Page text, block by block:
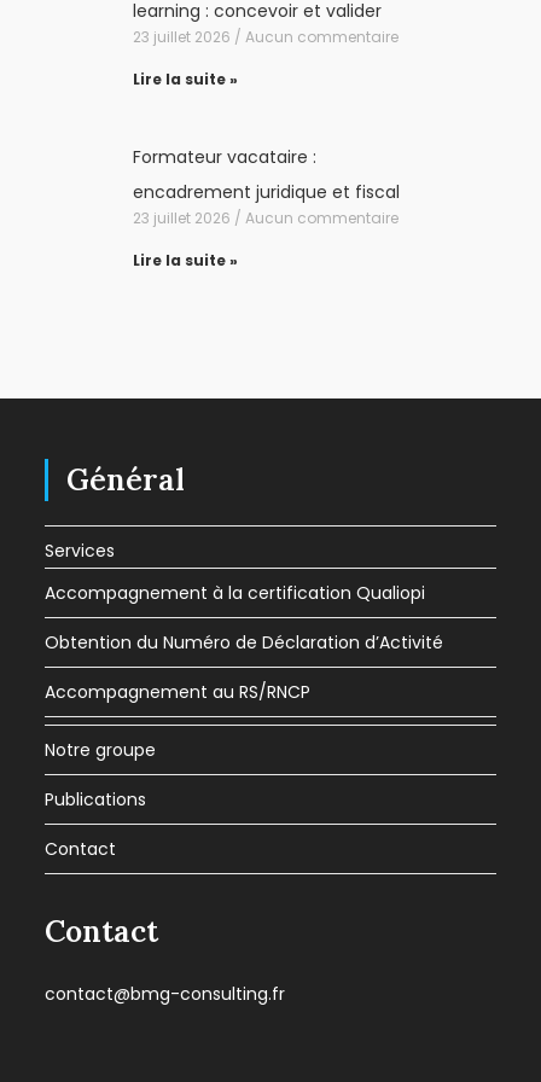
learning : concevoir et valider
23 juillet 2026 Aucun commentaire
Lire la suite »
Formateur vacataire :
encadrement juridique et fiscal
23 juillet 2026 Aucun commentaire
Lire la suite »
Général
Services
Accompagnement à la certification Qualiopi
Obtention du Numéro de Déclaration d’Activité
Accompagnement au RS/RNCP
Notre groupe
Publications
Contact
Contact
contact@bmg-consulting.fr